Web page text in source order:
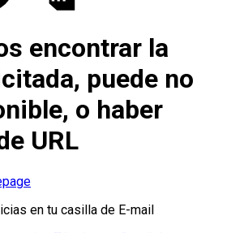
encontrar la
puede no
o haber
URL
en tu casilla de E-mail